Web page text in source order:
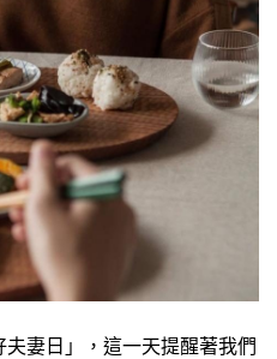
妻日」，這一天提醒著我們